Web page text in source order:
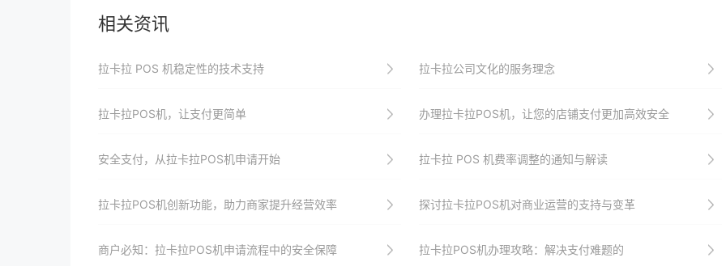
相关资讯
拉卡拉 POS 机稳定性的技术支持 拉卡拉公司文化的服务理念
拉卡拉POS机，让支付更简单 办理拉卡拉POS机，让您的店铺支付更加高效安全
安全支付，从拉卡拉POS机申请开始 拉卡拉 POS 机费率调整的通知与解读
拉卡拉POS机创新功能，助力商家提升经营效率 探讨拉卡拉POS机对商业运营的支持与变革
商户必知：拉卡拉POS机申请流程中的安全保障 拉卡拉POS机办理攻略：解决支付难题的